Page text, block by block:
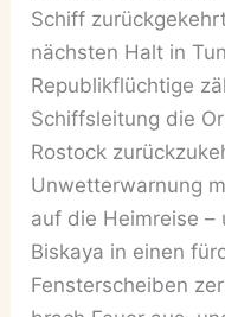
Schiff
nächsten Halt in
Republikflüchtige
Schiffsleitung die
Rostock
Unwetterwarnung
auf die Heimreise –
Biskaya in einen
Fensterscheiben